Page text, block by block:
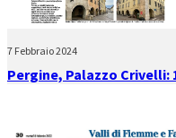
7 Febbraio 2024
Pergine, Palazzo